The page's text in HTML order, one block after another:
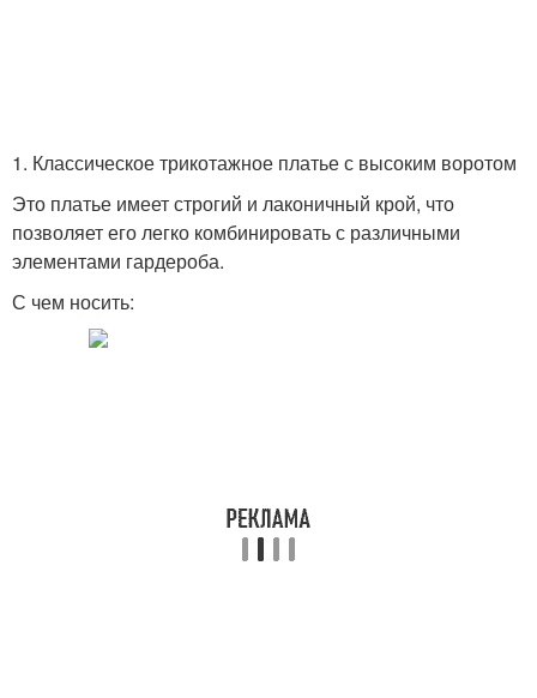
1. Классическое трикотажное платье с высоким воротом
Это платье имеет строгий и лаконичный крой, что
позволяет его легко комбинировать с различными
элементами гардероба.
С чем носить: